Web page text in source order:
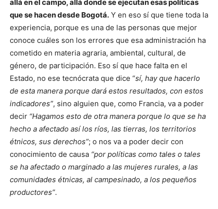
allá en el campo, allá donde se ejecutan esas políticas
que se hacen desde Bogotá. Y en eso sí que tiene toda la
experiencia, porque es una de las personas que mejor
conoce cuáles son los errores que esa administración ha
cometido en materia agraria, ambiental, cultural, de
género, de participación. Eso sí que hace falta en el
Estado, no ese tecnócrata que dice “sí, hay que hacerlo
de esta manera porque dará estos resultados, con estos
indicadores”, sino alguien que, como Francia, va a poder
decir “Hagamos esto de otra manera porque lo que se ha
hecho a afectado así los ríos, las tierras, los territorios
étnicos, sus derechos”; o nos va a poder decir con
conocimiento de causa “por políticas como tales o tales
se ha afectado o marginado a las mujeres rurales, a las
comunidades étnicas, al campesinado, a los pequeños
productores”.